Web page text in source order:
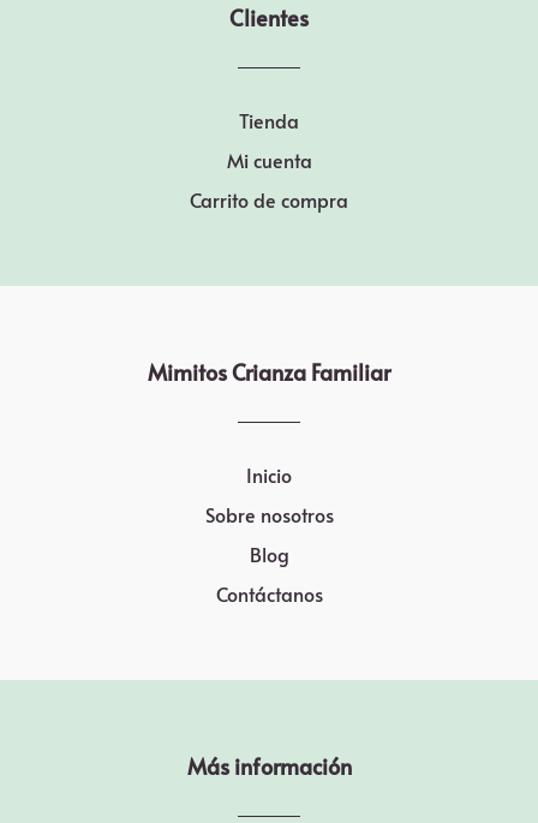
Clientes
Tienda
Mi cuenta
Carrito de compra
Mimitos Crianza Familiar
Inicio
Sobre nosotros
Blog
Contáctanos
Más información